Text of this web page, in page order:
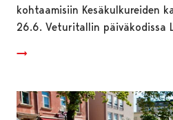
kohtaamisiin Kesäkulkureiden
26.6. Veturitallin